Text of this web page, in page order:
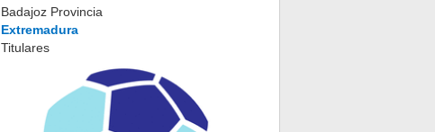
Badajoz Provincia
Extremadura
Titulares